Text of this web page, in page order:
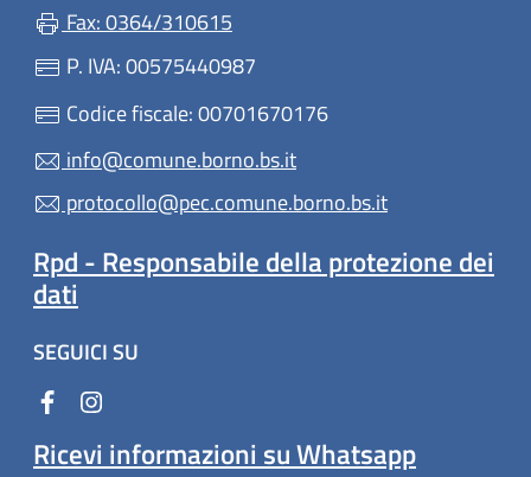
Fax: 0364/310615
P. IVA: 00575440987
Codice fiscale: 00701670176
info@comune.borno.bs.it
protocollo@pec.comune.borno.bs.it
Rpd - Responsabile della protezione dei
dati
SEGUICI SU
Ricevi informazioni su Whatsapp